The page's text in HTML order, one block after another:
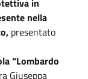
nella
presentato
“Lombardo
Giuseppa